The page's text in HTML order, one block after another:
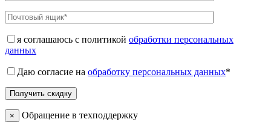
я соглашаюсь с политикой обработки персональных
данных
Даю согласие на обработку персональных данных*
× Обращение в техподдержку